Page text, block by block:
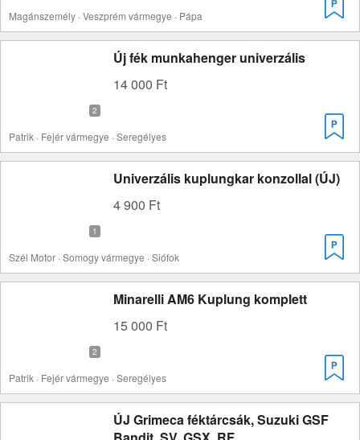
Magánszemély · Veszprém vármegye · Pápa
Új fék munkahenger univerzális
14 000 Ft
Patrik · Fejér vármegye · Seregélyes
Univerzális kuplungkar konzollal (ÚJ)
4 900 Ft
Szél Motor · Somogy vármegye · Siófok
Minarelli AM6 Kuplung komplett
15 000 Ft
Patrik · Fejér vármegye · Seregélyes
ÚJ Grimeca féktárcsák, Suzuki GSF